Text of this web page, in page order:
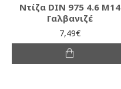
Ντίζα DIN 975 4.6 M14
Γαλβανιζέ
7,49€